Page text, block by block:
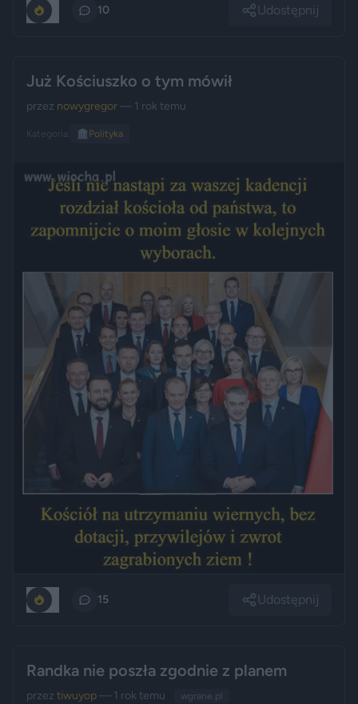
10 Udostępnij
Już Kościuszko o tym mówił
przez nowygregor— 1 rok temu
Kategoria: 🏛️ Polityka
15 Udostępnij
Randka nie poszła zgodnie z planem
przez tiwuyop— 1 rok temu wgrane.pl